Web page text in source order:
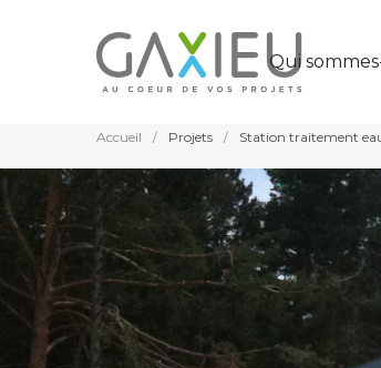
GAXIEU
Qui
Accueil / Projets / Station traitement